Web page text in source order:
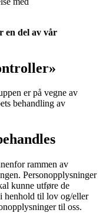
en del av vår
er på vegne av
behandling av
rammen av
Personopplysninger
kunne utføre de
henhold til lov og/eller
til oss.